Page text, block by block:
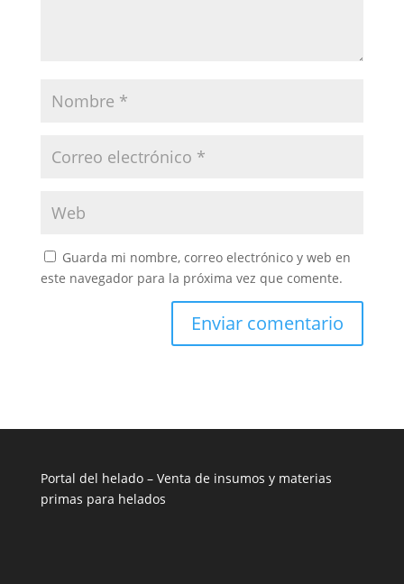
Guarda mi nombre, correo electrónico y web en
este navegador para la próxima vez que comente.
Portal del helado – Venta de insumos y materias
primas para helados